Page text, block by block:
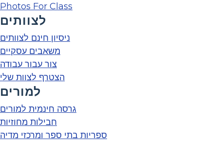
Photos For Class
לצוותים
ניסיון חינם לצוותים
משאבים עסקיים
צור עבור עבודה
הצטרף לצוות שלי
למורים
גרסה חינמית למורים
חבילות מחוזיות
ספריות בתי ספר ומרכזי מדיה